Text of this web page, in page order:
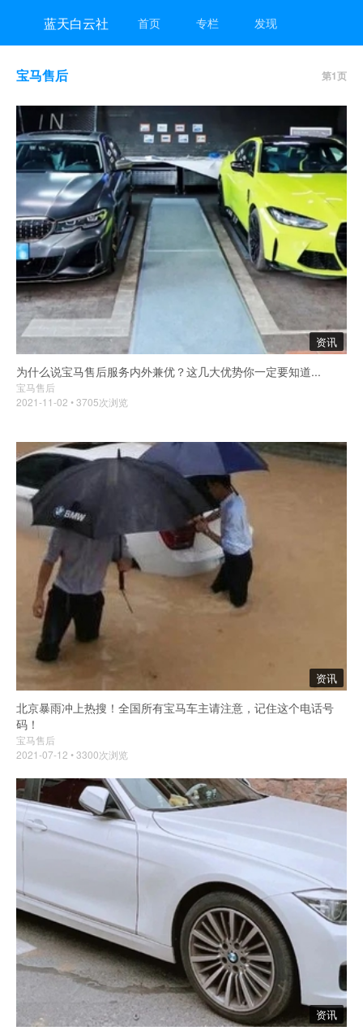
蓝天白云社 首页 专栏 发现
宝马售后 第1页
资讯
​为什么说宝马售后服务内外兼优？这几大优势你一定要知道...
宝马售后
2021-11-02 • 3705次浏览
资讯
北京暴雨冲上热搜！全国所有宝马车主请注意，记住这个电话号
码！
宝马售后
2021-07-12 • 3300次浏览
资讯